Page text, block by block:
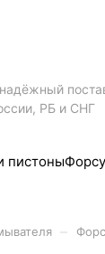
РБ и СНГ
пистоны